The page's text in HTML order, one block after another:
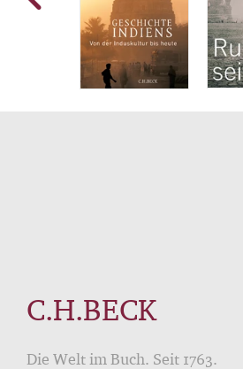
C.H.BECK
Die Welt im Buch. Seit 1763.